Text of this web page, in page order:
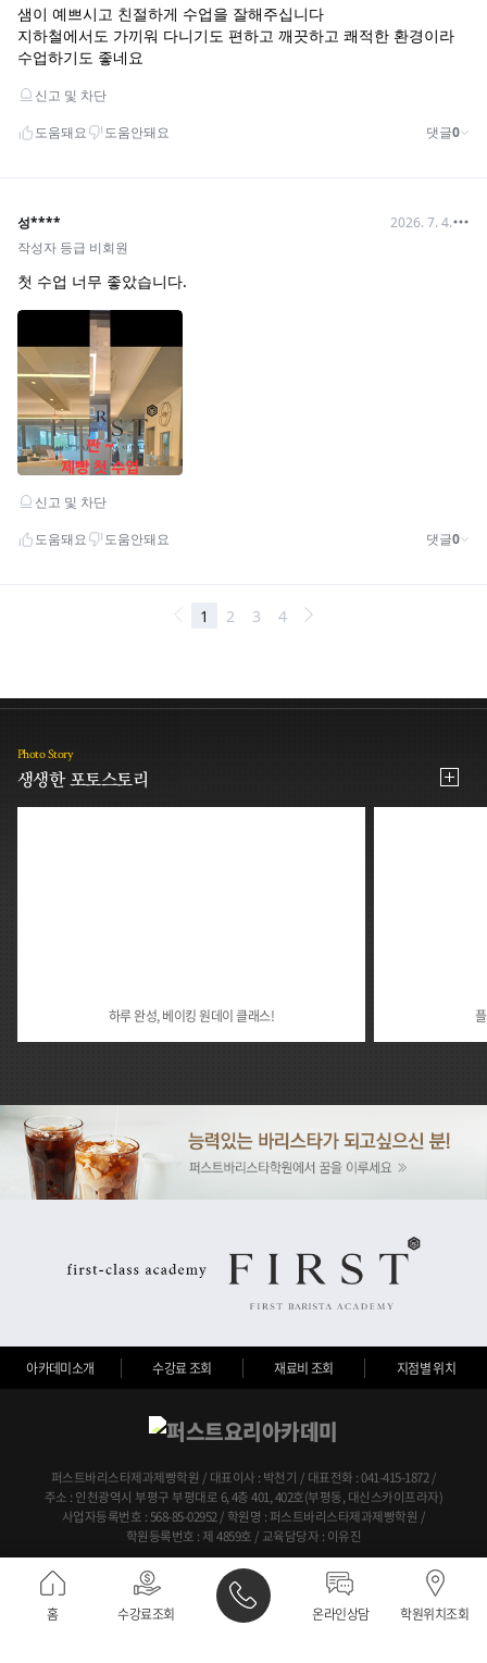
Photo Story
생생한 포토스토리
하루 완성, 베이킹 원데이 클래스!
홈 수강료조회 온라인상담 학원위치조회
아카데미소개 수강료 조회 재료비 조회 지점별 위치
퍼스트바리스타제과제빵학원 / 대표이사 : 박천기 / 대표전화 : 041-415-1872 /
주소 : 인천광역시 부평구 부평대로 6, 4층 401, 402호(부평동, 대신스카이프라자)
사업자등록번호 : 568-85-02952 / 학원명 : 퍼스트바리스타제과제빵학원 /
학원등록번호 : 제 4859호 / 교육담당자 : 이유진
PC화면보기
ⓒ FIRST COOKING ACADEMY Corp.